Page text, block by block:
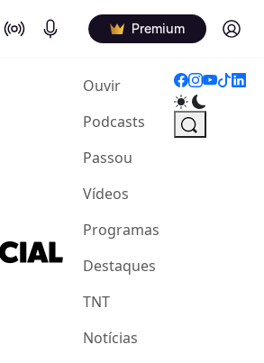
On Air Podcasts Premium Log in
Ouvir(current)
Podcasts
Passou
Vídeos
Programas
Destaques
TNT
Notícias